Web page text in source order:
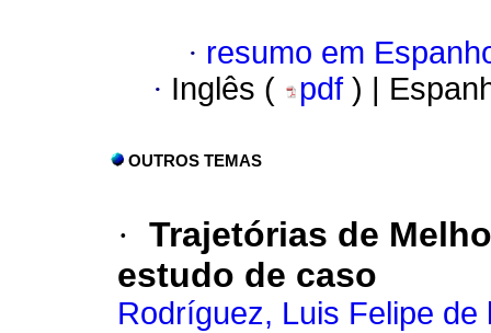
· resumo em
· Inglês ( pdf ) |
OUTROS TEMAS
· Trajetórias de
estudo de caso
Rodríguez, Luis Felipe de